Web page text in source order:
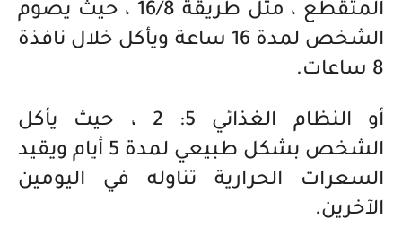
المتقطع ، مثل طريقة 16/8 ، حيث يصوم
الشخص لمدة 16 ساعة ويأكل خلال نافذة
8 ساعات.
أو النظام الغذائي 5: 2 ، حيث يأكل
الشخص بشكل طبيعي لمدة 5 أيام ويقيد
السعرات الحرارية تناوله في اليومين
الآخرين.